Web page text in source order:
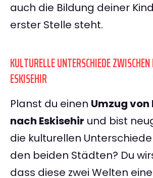
auch die Bildung deiner
erster Stelle steht.
KULTURELLE UNTERSCHIEDE
ESKISEHIR
Planst du einen Umzug von
nach Eskisehir und bist
die kulturellen
den beiden Städten? Du
dass diese zwei Welten eine